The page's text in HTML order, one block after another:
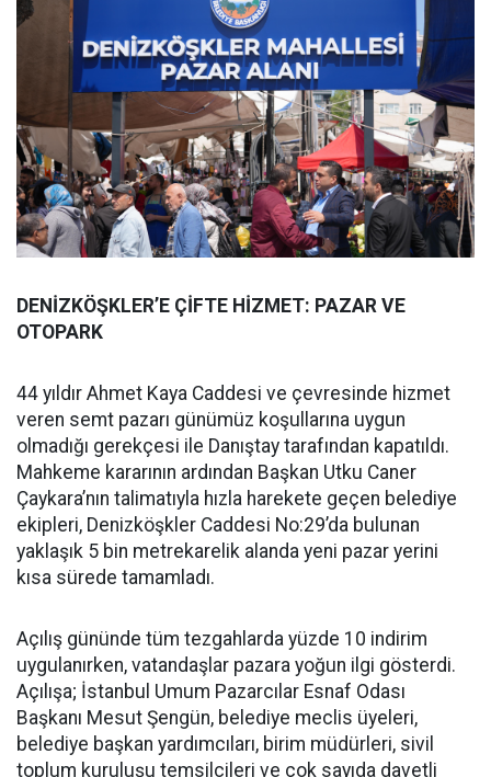
DENİZKÖŞKLER’E ÇİFTE HİZMET: PAZAR VE
OTOPARK
44 yıldır Ahmet Kaya Caddesi ve çevresinde hizmet
veren semt pazarı günümüz koşullarına uygun
olmadığı gerekçesi ile Danıştay tarafından kapatıldı.
Mahkeme kararının ardından Başkan Utku Caner
Çaykara’nın talimatıyla hızla harekete geçen belediye
ekipleri, Denizköşkler Caddesi No:29’da bulunan
yaklaşık 5 bin metrekarelik alanda yeni pazar yerini
kısa sürede tamamladı.
Açılış gününde tüm tezgahlarda yüzde 10 indirim
uygulanırken, vatandaşlar pazara yoğun ilgi gösterdi.
Açılışa; İstanbul Umum Pazarcılar Esnaf Odası
Başkanı Mesut Şengün, belediye meclis üyeleri,
belediye başkan yardımcıları, birim müdürleri, sivil
toplum kuruluşu temsilcileri ve çok sayıda davetli